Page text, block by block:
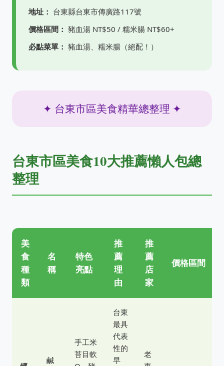
地址： 台東縣台東市傳廣路117號
價格區間： 豬血湯 NT$50 / 糯米腸 NT$60+
必點菜單： 豬血湯、糯米腸（絕配！）
✦ 台東市區美食精華總整理 ✦
台東市區美食10大推薦懶人包總
整理
美
食
種
類
名
稱
特色
亮點
推
薦
理
由
推
薦
店
家
價格區間
鹹
手工米
苔目軟
台東
最具
代表
性的
早
老